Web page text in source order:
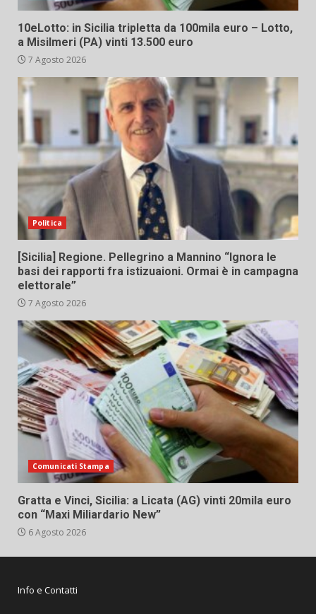
10eLotto: in Sicilia tripletta da 100mila euro – Lotto,
a Misilmeri (PA) vinti 13.500 euro
7 Agosto 2026
Politica
[Sicilia] Regione. Pellegrino a Mannino “Ignora le
basi dei rapporti fra istizuaioni. Ormai è in campagna
elettorale”
7 Agosto 2026
Comunicati Stampa
Gratta e Vinci, Sicilia: a Licata (AG) vinti 20mila euro
con “Maxi Miliardario New”
6 Agosto 2026
Info e Contatti